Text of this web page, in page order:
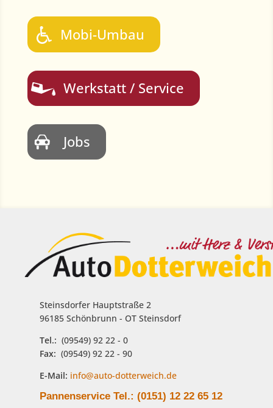
Mobi-Umbau
Werkstatt / Service
Jobs
Steinsdorfer Hauptstraße 2
96185 Schönbrunn - OT Steinsdorf
Tel.: (09549) 92 22 - 0
Fax: (09549) 92 22 - 90
E-Mail: info@auto-dotterweich.de
Pannenservice Tel.: (0151) 12 22 65 12